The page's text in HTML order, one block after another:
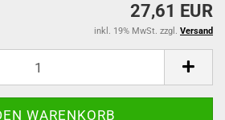
27,61 EUR
inkl. 19% MwSt. zzgl. Versand